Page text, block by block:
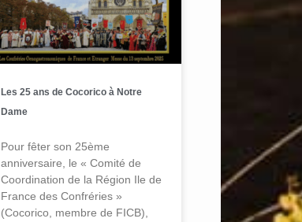
Les 25 ans de Cocorico à Notre
Dame
Pour fêter son 25ème
anniversaire, le « Comité de
Coordination de la Région Ile de
France des Confréries »
(Cocorico, membre de FICB),